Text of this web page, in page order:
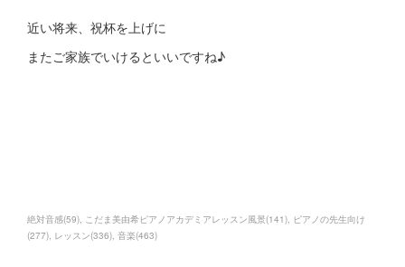
近い将来、祝杯を上げに
またご家族でいけるといいですね♪
絶対音感(59) こだま美由希ピアノアカデミアレッスン風景(141) ピアノの先生向け
(277) レッスン(336) 音楽(463)